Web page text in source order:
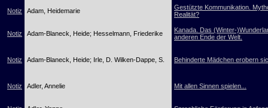
Notiz Adam, Heidemarie
Gestützte Kommunikation.
Realität?
Notiz Adam-Blaneck, Heide; Hesselmann, Friederike
Kanada. Das (Winter-
anderen Ende der Welt.
Notiz Adam-Blaneck, Heide; Irle, D. Wilken-Dappe, S. Behinderte Mädchen erobern
Notiz Adler, Annelie Mit allen Sinnen spielen...